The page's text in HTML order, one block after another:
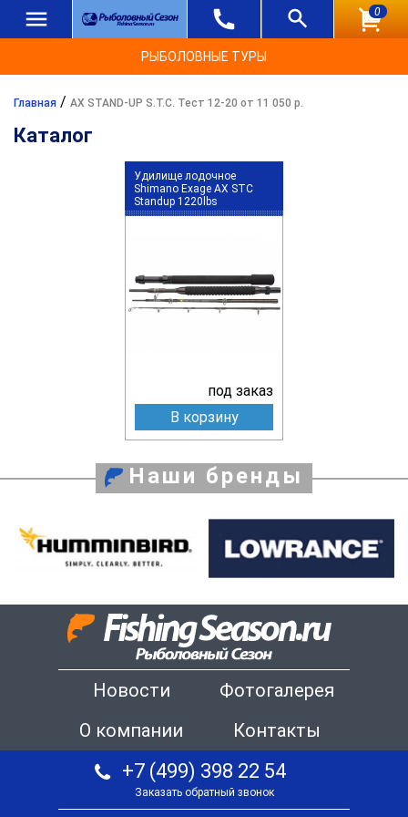
0
РЫБОЛОВНЫЕ ТУРЫ
Главная / AX STAND-UP S.T.C. Тест 12-20 от 11 050 р.
Каталог
Удилище лодочное
Shimano Exage AX STC
Standup 1220lbs
под заказ
В корзину
Наши бренды
Новости
Фотогалерея
О компании
Контакты
+7 (499) 398 22 54
Заказать обратный звонок